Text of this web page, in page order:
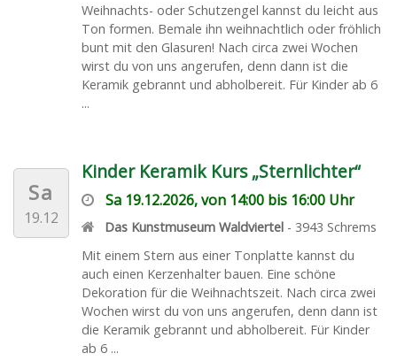
Weihnachts- oder Schutzengel kannst du leicht aus
Ton formen. Bemale ihn weihnachtlich oder fröhlich
bunt mit den Glasuren! Nach circa zwei Wochen
wirst du von uns angerufen, denn dann ist die
Keramik gebrannt und abholbereit. Für Kinder ab 6
...
Sa
19.12
Kinder Keramik Kurs „Sternlichter“
Sa 19.12.2026, von 14:00 bis 16:00 Uhr
Das Kunstmuseum Waldviertel - 3943 Schrems
Mit einem Stern aus einer Tonplatte kannst du
auch einen Kerzenhalter bauen. Eine schöne
Dekoration für die Weihnachtszeit. Nach circa zwei
Wochen wirst du von uns angerufen, denn dann ist
die Keramik gebrannt und abholbereit. Für Kinder
ab 6 ...